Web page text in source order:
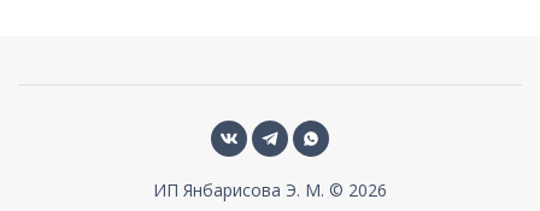
ИП Янбарисова Э. М. © 2026